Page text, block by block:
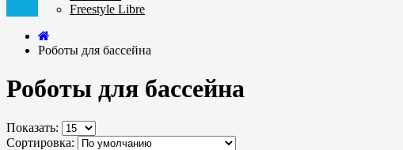
Freestyle Libre
Роботы для бассейна
Роботы для бассейна
Показать:
Сортировка: